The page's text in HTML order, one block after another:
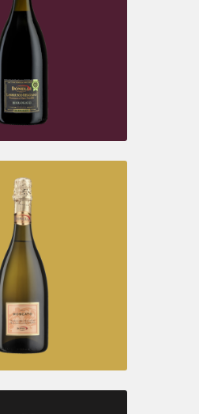
I.G.T.
D.O.C.
Amabile